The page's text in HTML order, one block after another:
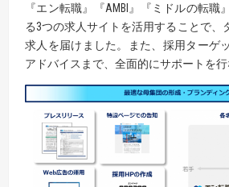
『エン転職』『AMBI』『ミドルの転職
る3つの求人サイトを活用することで、
求人を届けました。また、採用ターゲ
アドバイスまで、全面的にサポートを行